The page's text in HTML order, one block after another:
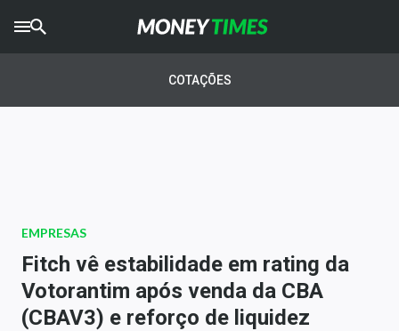
AGROTIMES
Newsletters
Money Trader
Anuncie
COTAÇÕES
EMPRESAS
Fitch vê estabilidade em rating da
Votorantim após venda da CBA
(CBAV3) e reforço de liquidez